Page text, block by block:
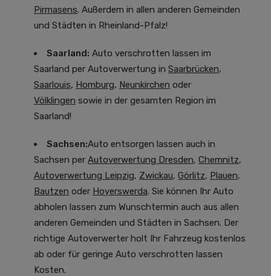
Pirmasens. Außerdem in allen anderen Gemeinden
und Städten in Rheinland-Pfalz!
Saarland: Auto verschrotten lassen im
Saarland per Autoverwertung in Saarbrücken,
Saarlouis, Homburg, Neunkirchen oder
Völklingen sowie in der gesamten Region im
Saarland!
Sachsen:Auto entsorgen lassen auch in
Sachsen per Autoverwertung Dresden, Chemnitz,
Autoverwertung Leipzig, Zwickau, Görlitz, Plauen,
Bautzen oder Hoyerswerda. Sie können Ihr Auto
abholen lassen zum Wunschtermin auch aus allen
anderen Gemeinden und Städten in Sachsen. Der
richtige Autoverwerter holt Ihr Fahrzeug kostenlos
ab oder für geringe Auto verschrotten lassen
Kosten.